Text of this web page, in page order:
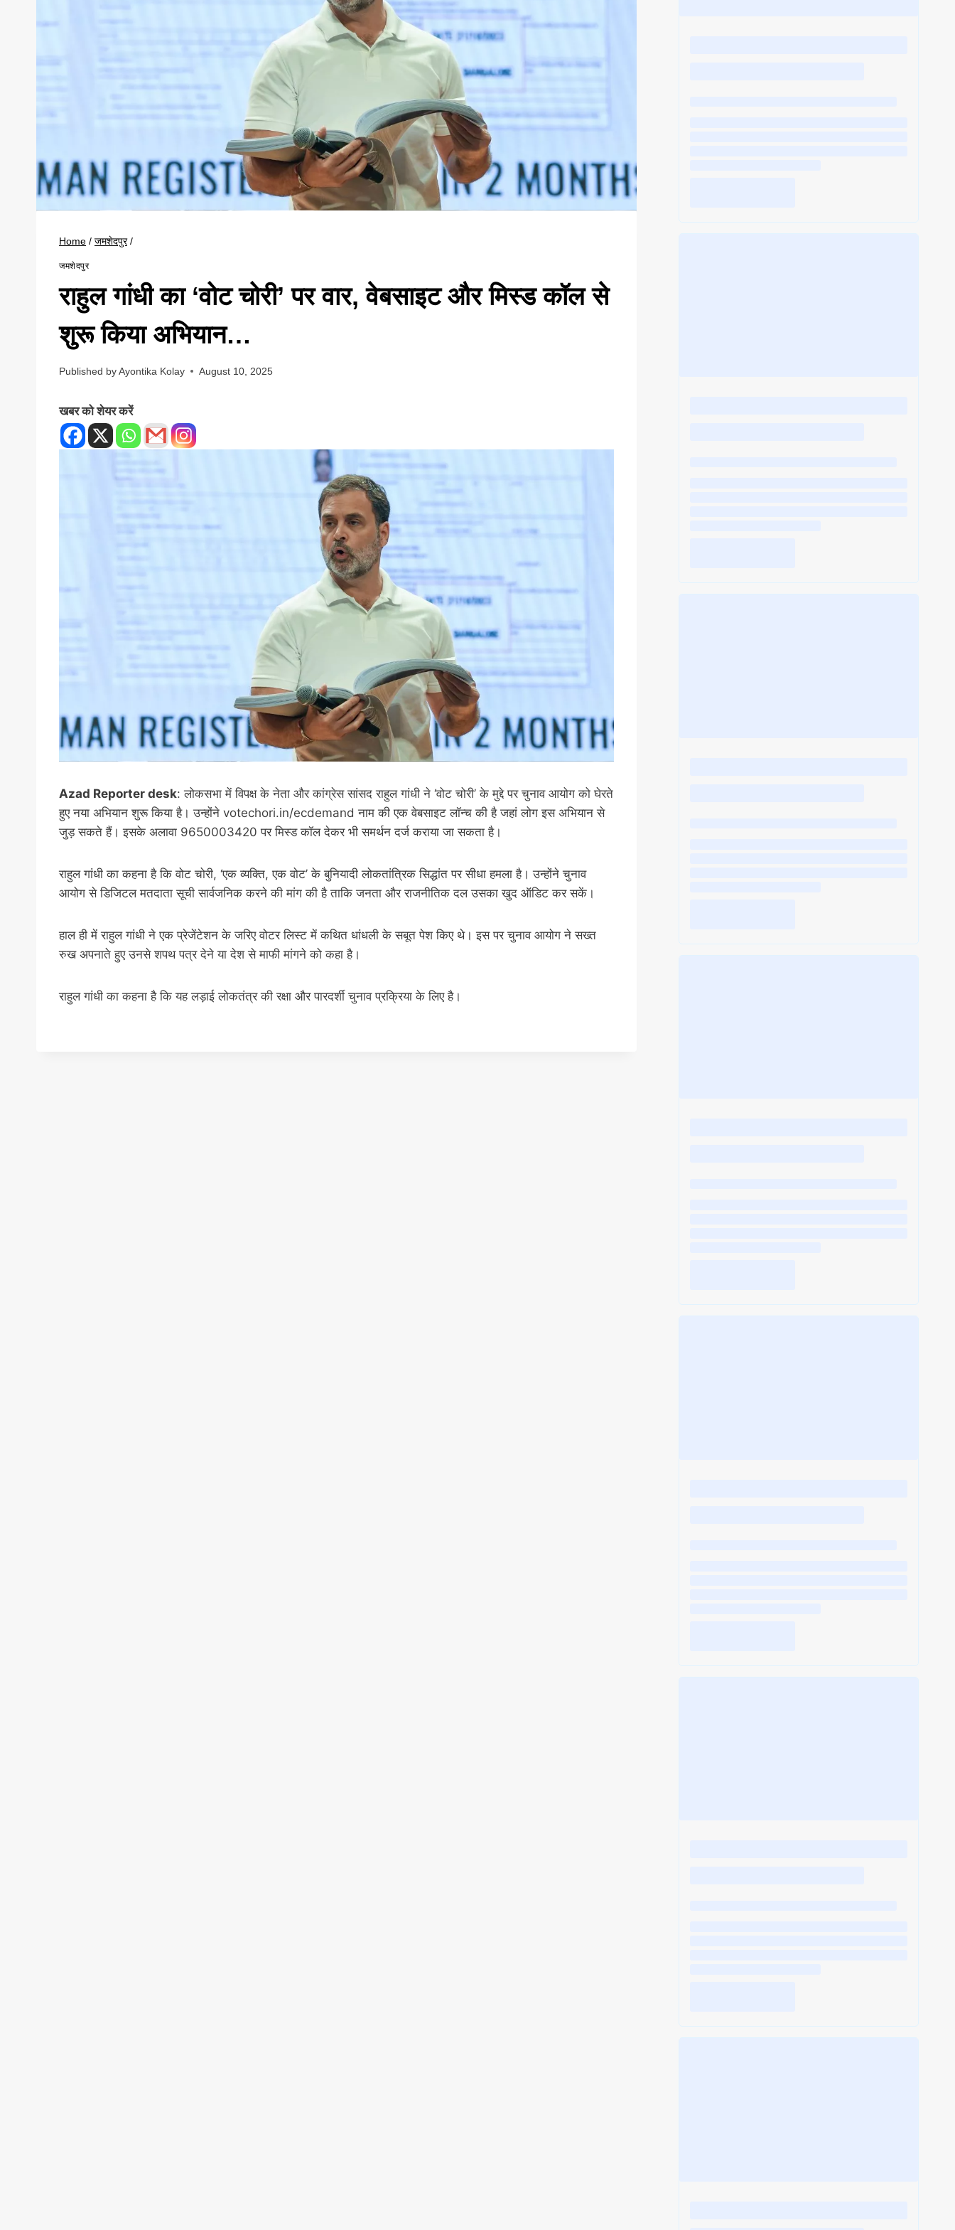
Home / जमशेदपुर /
जमशेदपुर
राहुल गांधी का ‘वोट चोरी’ पर वार, वेबसाइट और मिस्ड कॉल से
शुरू किया अभियान…
Published by Ayontika Kolay August 10, 2025
खबर को शेयर करें
Azad Reporter desk: लोकसभा में विपक्ष के नेता और कांग्रेस सांसद राहुल गांधी ने ‘वोट चोरी’ के मुद्दे पर चुनाव आयोग को घेरते
हुए नया अभियान शुरू किया है। उन्होंने votechori.in/ecdemand नाम की एक वेबसाइट लॉन्च की है जहां लोग इस अभियान से
जुड़ सकते हैं। इसके अलावा 9650003420 पर मिस्ड कॉल देकर भी समर्थन दर्ज कराया जा सकता है।
राहुल गांधी का कहना है कि वोट चोरी, ‘एक व्यक्ति, एक वोट’ के बुनियादी लोकतांत्रिक सिद्धांत पर सीधा हमला है। उन्होंने चुनाव
आयोग से डिजिटल मतदाता सूची सार्वजनिक करने की मांग की है ताकि जनता और राजनीतिक दल उसका खुद ऑडिट कर सकें।
हाल ही में राहुल गांधी ने एक प्रेजेंटेशन के जरिए वोटर लिस्ट में कथित धांधली के सबूत पेश किए थे। इस पर चुनाव आयोग ने सख्त
रुख अपनाते हुए उनसे शपथ पत्र देने या देश से माफी मांगने को कहा है।
राहुल गांधी का कहना है कि यह लड़ाई लोकतंत्र की रक्षा और पारदर्शी चुनाव प्रक्रिया के लिए है।